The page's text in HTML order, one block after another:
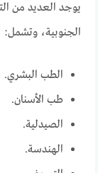
يوجد العديد من
الجنوبية، وتشمل:
الطب البشري.
طب الأسنان.
الصيدلية.
الهندسة.